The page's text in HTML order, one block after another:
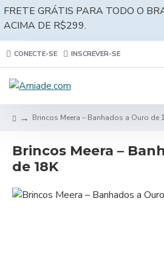
FRETE GRÁTIS PARA TODO O
ACIMA DE R$299.
CONECTE-SE INSCREVER-SE
Brincos Meera – Banhados a Ouro de
Brincos Meera –
de 18K